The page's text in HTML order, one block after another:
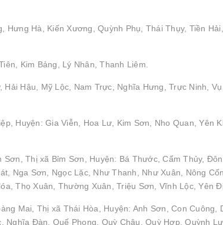
Hà, Kiến Xương, Quỳnh Phụ, Thái Thụy, Tiền
Kim Bảng, Lý Nhân, Thanh Liêm.
Hậu, Mỹ Lộc, Nam Trực, Nghĩa Hưng, Trực Ninh, Vụ
Huyện: Gia Viễn, Hoa Lư, Kim Sơn, Nho Quan, Yên
Thị xã Bỉm Sơn, Huyện: Bá Thước, Cẩm Thủy,
Nga Sơn, Ngọc Lặc, Như Thanh, Như Xuân, Nông
Thọ Xuân, Thường Xuân, Triệu Sơn, Vĩnh Lộc, Yên
Mai, Thị xã Thái Hòa, Huyện: Anh Sơn, Con Cuông,
Đàn, Quế Phong, Quỳ Châu, Quỳ Hợp, Quỳnh